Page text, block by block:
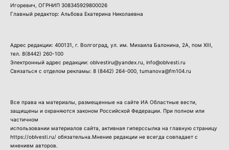
Игоревич, ОГРНИП 308345929800026
Главный редактор: Альбова Екатерина Николаевна
Адрес редакции: 400131, г. Волгоград, ул. им. Михаила Балонина, 2А, пом XIII,
тел. 8(8442) 260-100
Электронный адрес редакции: oblvestiru@yandex.ru, info@oblvesti.ru
Связаться с отделом рекламы: 8 (8442) 264-000 , tumanova@fm104.ru
Все права на материалы, размещенные на сайте ИА Областные вести,
защищены и охраняются законом Российской Федерации. При полном или
частичном
использовании материалов сайта, активная гиперссылка на главную страницу
https://oblvesti.ru/ обязательна.Мнение редакции не всегда совпадает с
мнением авторов.